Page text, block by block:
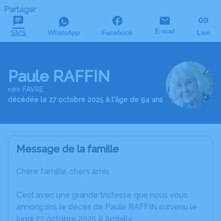
Partager
SMS WhatsApp Facebook E-mail Lien
Paule RAFFIN
née FAVRE
décédée le 27 octobre 2025 à l'âge de 94 ans
Message de la famille
Chère famille, chers amis,
C’est avec une grande tristesse que nous vous
annonçons le décès de Paule RAFFIN survenu le
lundi 27 octobre 2025 à Ambilly.